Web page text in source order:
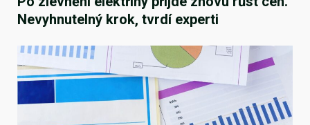
Nevyhnutelný krok, tvrdí experti